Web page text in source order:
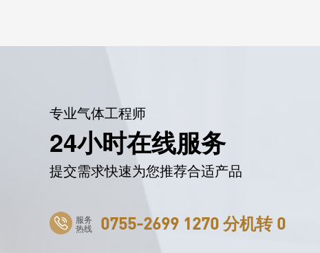
专业气体工程师
24小时在线服务
提交需求快速为您推荐合适产品
服务
热线 0755-2699 1270 分机转 0